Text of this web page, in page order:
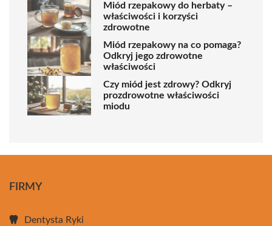
Miód rzepakowy do herbaty –
właściwości i korzyści
zdrowotne
Miód rzepakowy na co pomaga?
Odkryj jego zdrowotne
właściwości
Czy miód jest zdrowy? Odkryj
prozdrowotne właściwości
miodu
FIRMY
Dentysta Ryki